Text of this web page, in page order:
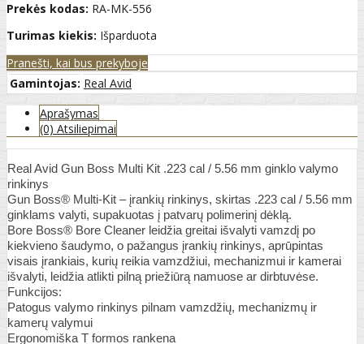
Prekės kodas: RA-MK-556
Turimas kiekis: Išparduota
Pranešti, kai bus prekyboje
Gamintojas: Real Avid
Aprašymas
(0) Atsiliepimai
Real Avid Gun Boss Multi Kit .223 cal / 5.56 mm ginklo valymo
rinkinys
Gun Boss® Multi-Kit – įrankių rinkinys, skirtas .223 cal / 5.56 mm
ginklams valyti, supakuotas į patvarų polimerinį dėklą.
Bore Boss® Bore Cleaner leidžia greitai išvalyti vamzdį po
kiekvieno šaudymo, o pažangus įrankių rinkinys, aprūpintas
visais įrankiais, kurių reikia vamzdžiui, mechanizmui ir kamerai
išvalyti, leidžia atlikti pilną priežiūrą namuose ar dirbtuvėse.
Funkcijos:
Patogus valymo rinkinys pilnam vamzdžių, mechanizmų ir
kamerų valymui
Ergonomiška T formos rankena